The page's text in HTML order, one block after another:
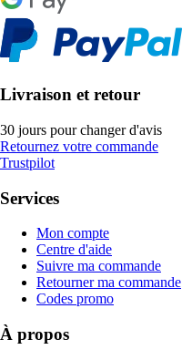
Livraison et retour
30 jours pour changer d'avis
Retournez votre commande
Trustpilot
Services
Mon compte
Centre d'aide
Suivre ma commande
Retourner ma commande
Codes promo
À propos